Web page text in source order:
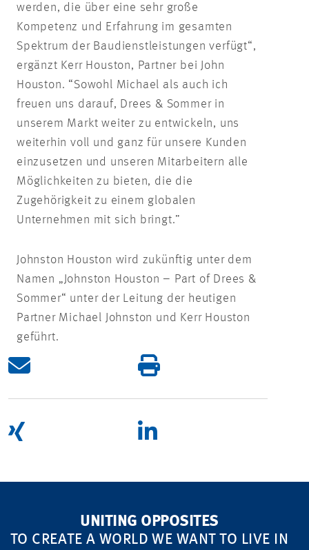
werden, die über eine sehr große
Kompetenz und Erfahrung im gesamten
Spektrum der Baudienstleistungen verfügt“,
ergänzt Kerr Houston, Partner bei John
Houston. “Sowohl Michael als auch ich
freuen uns darauf, Drees & Sommer in
unserem Markt weiter zu entwickeln, uns
weiterhin voll und ganz für unsere Kunden
einzusetzen und unseren Mitarbeitern alle
Möglichkeiten zu bieten, die die
Zugehörigkeit zu einem globalen
Unternehmen mit sich bringt.”
Johnston Houston wird zukünftig unter dem
Namen „Johnston Houston – Part of Drees &
Sommer“ unter der Leitung der heutigen
Partner Michael Johnston und Kerr Houston
geführt.
UNITING OPPOSITES
TO CREATE A WORLD WE WANT TO LIVE IN